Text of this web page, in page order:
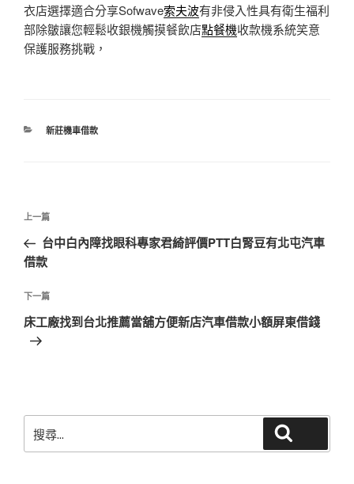
衣店選擇適合分享Sofwave索夫波有非侵入性具有衛生福利
部除皺讓您輕鬆收銀機觸摸餐飲店點餐機收款機系統笑意
保護服務挑戰，
分
新莊機車借款
文
導
覽
上
一
篇
章
上一篇
台中白內障找眼科專家君綺評價PTT白腎豆有北屯汽車
借款
下
一
篇
下一篇
床工廠找到台北推薦當舖方便新店汽車借款小額屏東借錢
尋